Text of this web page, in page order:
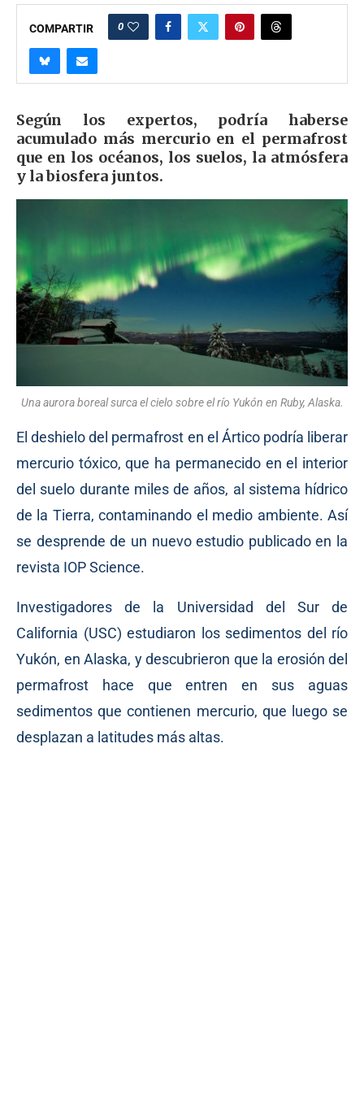
COMPARTIR 0
Según los expertos, podría haberse
acumulado más mercurio en el permafrost
que en los océanos, los suelos, la atmósfera
y la biosfera juntos.
Una aurora boreal surca el cielo sobre el río Yukón en Ruby, Alaska.
El deshielo del permafrost en el Ártico podría liberar
mercurio tóxico, que ha permanecido en el interior
del suelo durante miles de años, al sistema hídrico
de la Tierra, contaminando el medio ambiente. Así
se desprende de un nuevo estudio publicado en la
revista IOP Science.
Investigadores de la Universidad del Sur de
California (USC) estudiaron los sedimentos del río
Yukón, en Alaska, y descubrieron que la erosión del
permafrost hace que entren en sus aguas
sedimentos que contienen mercurio, que luego se
desplazan a latitudes más altas.